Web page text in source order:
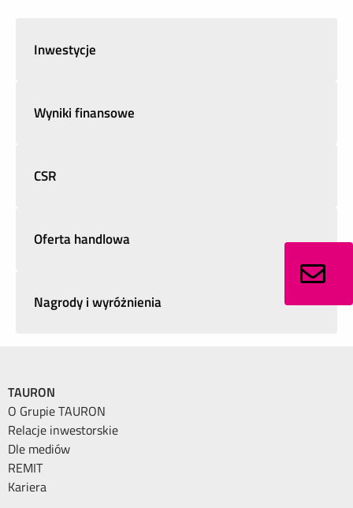
Inwestycje
Wyniki finansowe
CSR
Oferta handlowa
Nagrody i wyróżnienia
TAURON
O Grupie TAURON
Relacje inwestorskie
Dle mediów
REMIT
Kariera